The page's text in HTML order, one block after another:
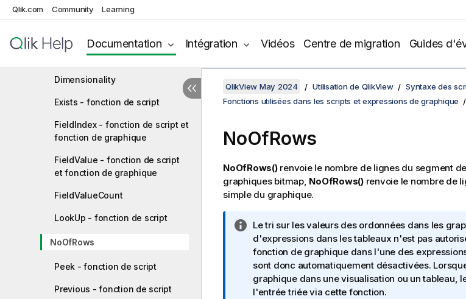
Qlik.com Community Learning
Documentation Intégration Vidéos Centre de migration Guides
Below
Column - fonction de graphique
Dimensionality
Exists - fonction de script
FieldIndex - fonction de script et
fonction de graphique
FieldValue - fonction de script
et fonction de graphique
FieldValueCount
LookUp - fonction de script
NoOfRows
Peek - fonction de script
Previous - fonction de script
QlikView May 2024 Utilisation de QlikView
Syntaxe des
Fonctions utilisées dans les scripts et expressions de graphique
NoOfRows
NoOfRows()renvoie le nombre de lignes du segment
graphiques bitmap, NoOfRows()renvoie le nombre de
simple du graphique.
N
o
t
e
I
n
Le tri sur les valeurs des ordonnées dans les
d'expressions dans les tableaux n'est pas
fonction de graphique dans l'une des
sont donc automatiquement désactivées.
graphique dans une visualisation ou un tableau,
l'entrée triée via cette fonction.